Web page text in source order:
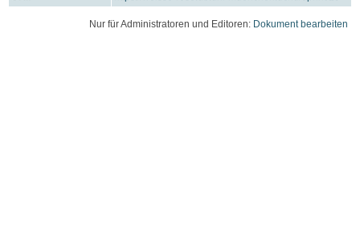
Nur für Administratoren und Editoren: Dokument bearbeiten